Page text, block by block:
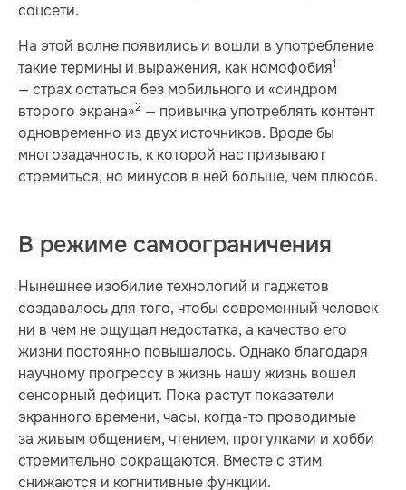
соцсети.
На этой волне появились и вошли в употребление
такие термины и выражения, как номофобия1
— страх остаться без мобильного и «синдром
второго экрана»2 — привычка употреблять контент
одновременно из двух источников. Вроде бы
многозадачность, к которой нас призывают
стремиться, но минусов в ней больше, чем плюсов.
В режиме самоограничения
Нынешнее изобилие технологий и гаджетов
создавалось для того, чтобы современный человек
ни в чем не ощущал недостатка, а качество его
жизни постоянно повышалось. Однако благодаря
научному прогрессу в жизнь нашу жизнь вошел
сенсорный дефицит. Пока растут показатели
экранного времени, часы, когда-то проводимые
за живым общением, чтением, прогулками и хобби
стремительно сокращаются. Вместе с этим
снижаются и когнитивные функции.